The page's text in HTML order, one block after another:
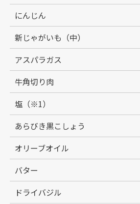
にんじん
新じゃがいも（中）
アスパラガス
牛角切り肉
塩（※1）
あらびき黒こしょう
オリーブオイル
バター
ドライバジル